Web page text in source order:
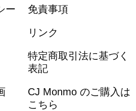
ー 免責事項
リンク
特定商取引法に基づく
表記
CJ Monmo のご購入は
こちら